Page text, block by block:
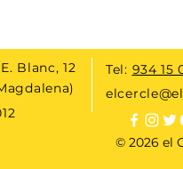
Blanc, 12
Tel: 934 15
© 2026 el